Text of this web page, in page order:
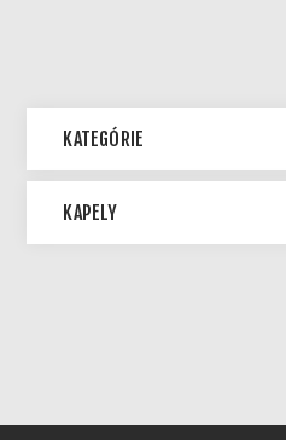
KATEGÓRIE
KAPELY